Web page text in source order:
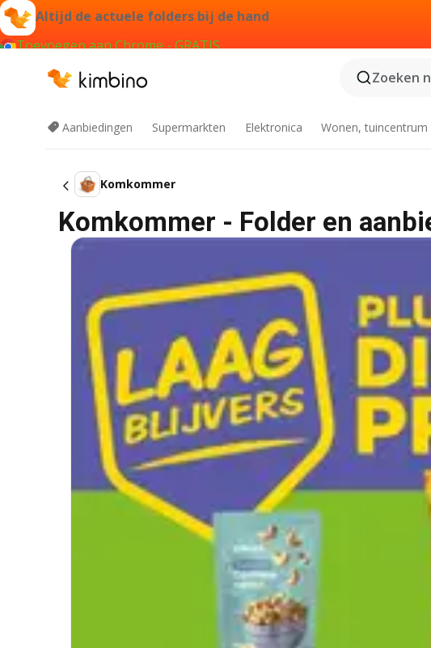
Altijd de actuele folders bij de hand
Toevoegen aan Chrome - GRATIS
Zoeken
Aanbiedingen Supermarkten Elektronica Wonen, tuincentrum
Komkommer
Komkommer - Folder en